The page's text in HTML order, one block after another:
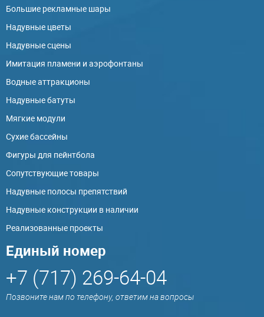
Большие рекламные шары
Надувные цветы
Надувные сцены
Имитация пламени и аэрофонтаны
Водные аттракционы
Надувные батуты
Мягкие модули
Сухие бассейны
Фигуры для пейнтбола
Сопутствующие товары
Надувные полосы препятствий
Надувные конструкции в наличии
Реализованные проекты
Единый номер
+7 (717) 269-64-04
Позвоните нам по телефону, ответим на вопросы